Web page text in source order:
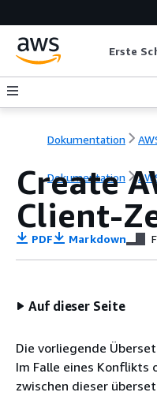
Erste
Dokumentation
Dokumentation
Create
Client-
PDF Markdown
Auf dieser Seite
Die vorliegende
Im Falle eines Konflikts
zwischen dieser